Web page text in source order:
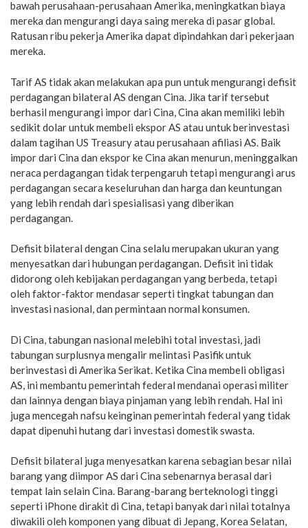
bawah perusahaan-perusahaan Amerika, meningkatkan biaya
mereka dan mengurangi daya saing mereka di pasar global.
Ratusan ribu pekerja Amerika dapat dipindahkan dari pekerjaan
mereka.
Tarif AS tidak akan melakukan apa pun untuk mengurangi defisit
perdagangan bilateral AS dengan Cina. Jika tarif tersebut
berhasil mengurangi impor dari Cina, Cina akan memiliki lebih
sedikit dolar untuk membeli ekspor AS atau untuk berinvestasi
dalam tagihan US Treasury atau perusahaan afiliasi AS. Baik
impor dari Cina dan ekspor ke Cina akan menurun, meninggalkan
neraca perdagangan tidak terpengaruh tetapi mengurangi arus
perdagangan secara keseluruhan dan harga dan keuntungan
yang lebih rendah dari spesialisasi yang diberikan
perdagangan.
Defisit bilateral dengan Cina selalu merupakan ukuran yang
menyesatkan dari hubungan perdagangan. Defisit ini tidak
didorong oleh kebijakan perdagangan yang berbeda, tetapi
oleh faktor-faktor mendasar seperti tingkat tabungan dan
investasi nasional, dan permintaan normal konsumen.
Di Cina, tabungan nasional melebihi total investasi, jadi
tabungan surplusnya mengalir melintasi Pasifik untuk
berinvestasi di Amerika Serikat. Ketika Cina membeli obligasi
AS, ini membantu pemerintah federal mendanai operasi militer
dan lainnya dengan biaya pinjaman yang lebih rendah. Hal ini
juga mencegah nafsu keinginan pemerintah federal yang tidak
dapat dipenuhi hutang dari investasi domestik swasta.
Defisit bilateral juga menyesatkan karena sebagian besar nilai
barang yang diimpor AS dari Cina sebenarnya berasal dari
tempat lain selain Cina. Barang-barang berteknologi tinggi
seperti iPhone dirakit di Cina, tetapi banyak dari nilai totalnya
diwakili oleh komponen yang dibuat di Jepang, Korea Selatan,